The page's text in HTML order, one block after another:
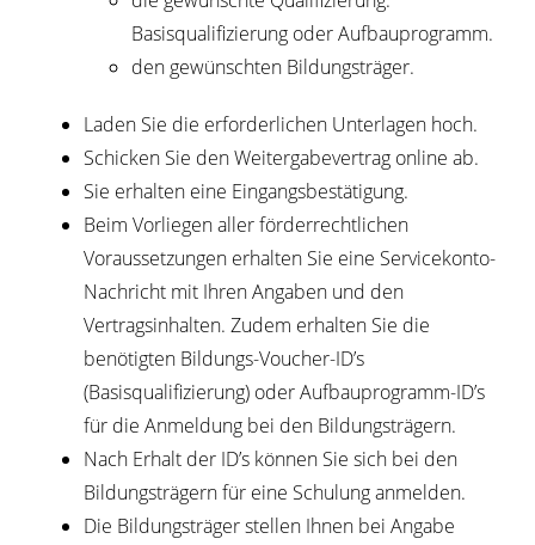
Basisqualifizierung oder Aufbauprogramm.
den gewünschten Bildungsträger.
Laden Sie die erforderlichen Unterlagen hoch.
Schicken Sie den Weitergabevertrag online ab.
Sie erhalten eine Eingangsbestätigung.
Beim Vorliegen aller förderrechtlichen
Voraussetzungen erhalten Sie eine Servicekonto-
Nachricht mit Ihren Angaben und den
Vertragsinhalten. Zudem erhalten Sie die
benötigten Bildungs-Voucher-ID’s
(Basisqualifizierung) oder Aufbauprogramm-ID’s
für die Anmeldung bei den Bildungsträgern.
Nach Erhalt der ID’s können Sie sich bei den
Bildungsträgern für eine Schulung anmelden.
Die Bildungsträger stellen Ihnen bei Angabe